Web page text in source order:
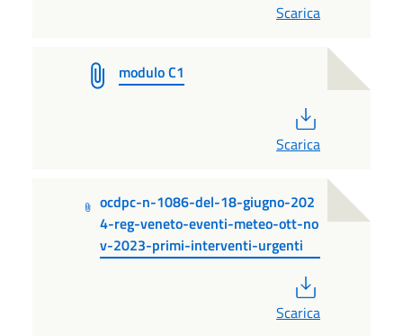
Scarica
modulo C1
Scarica
ocdpc-n-1086-del-18-giugno-202
4-reg-veneto-eventi-meteo-ott-no
v-2023-primi-interventi-urgenti
Scarica